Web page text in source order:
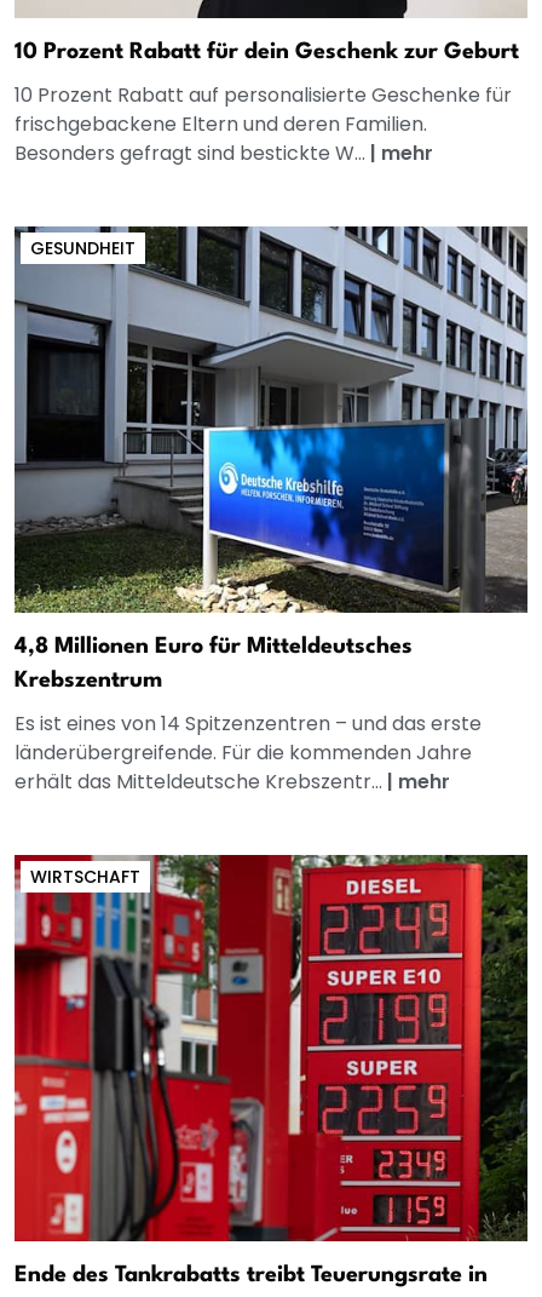
10 Prozent Rabatt für dein Geschenk zur Geburt
10 Prozent Rabatt auf personalisierte Geschenke für
frischgebackene Eltern und deren Familien.
Besonders gefragt sind bestickte W... | mehr
GESUNDHEIT
4,8 Millionen Euro für Mitteldeutsches
Krebszentrum
Es ist eines von 14 Spitzenzentren – und das erste
länderübergreifende. Für die kommenden Jahre
erhält das Mitteldeutsche Krebszentr... | mehr
WIRTSCHAFT
Ende des Tankrabatts treibt Teuerungsrate in